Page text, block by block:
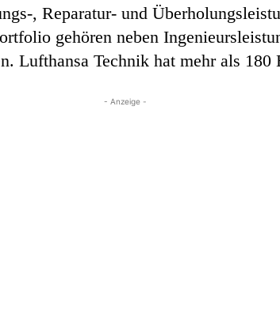
, Reparatur- und
gehören neben
Lufthansa Technik hat mehr als 180
- Anzeige -